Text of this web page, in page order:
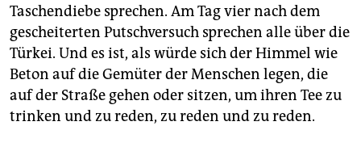
Taschendiebe sprechen. Am Tag vier nach dem
gescheiterten Putschversuch sprechen alle über die
Türkei. Und es ist, als würde sich der Himmel wie
Beton auf die Gemüter der Menschen legen, die
auf der Straße gehen oder sitzen, um ihren Tee zu
trinken und zu reden, zu reden und zu reden.